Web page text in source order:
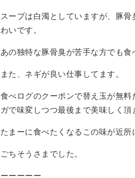
スープは白濁としていますが、豚
わいです。
あの独特な豚骨臭が苦手な方でも食
また、ネギが良い仕事してます。
食べログのクーポンで替え玉が無
ガで味変しつつ最後まで美味しく頂
たまーに食べたくなるこの味が近所
ごちそうさまでした。
ーーーーー